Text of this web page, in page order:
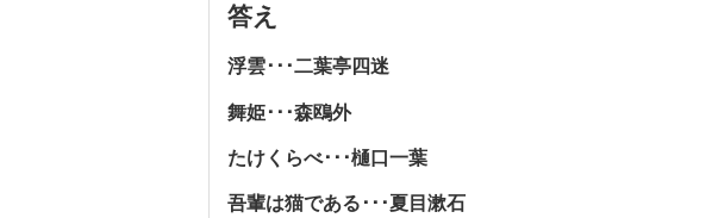
答え
浮雲･･･二葉亭四迷
舞姫･･･森鴎外
たけくらべ･･･樋口一葉
吾輩は猫である･･･夏目漱石